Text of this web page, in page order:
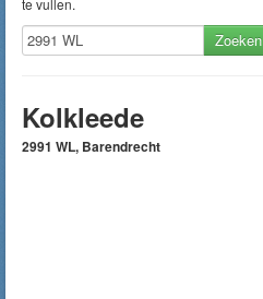
te vullen.
Zoeken
Kolkleede
2991 WL, Barendrecht